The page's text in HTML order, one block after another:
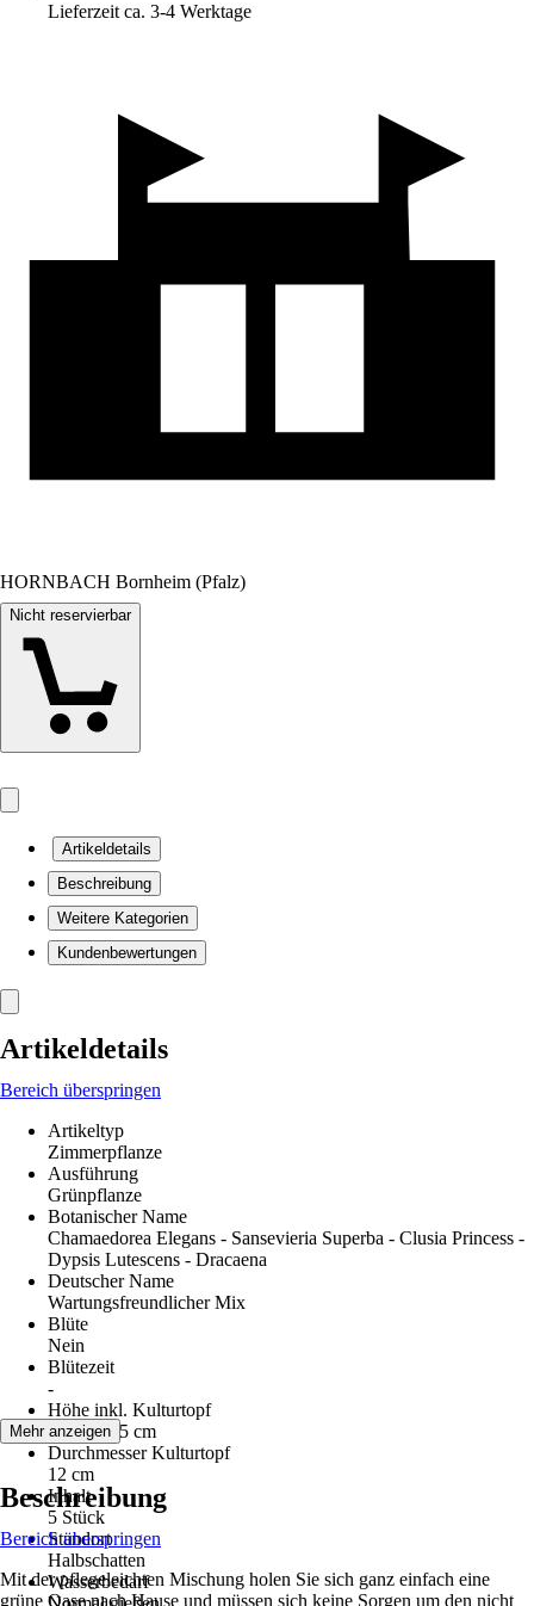
Lieferzeit ca. 3-4 Werktage
HORNBACH Bornheim (Pfalz)
Nicht reservierbar
Artikeldetails
Beschreibung
Weitere Kategorien
Kundenbewertungen
Artikeldetails
Bereich überspringen
Artikeltyp
Zimmerpflanze
Ausführung
Grünpflanze
Botanischer Name
Chamaedorea Elegans - Sansevieria Superba - Clusia Princess -
Dypsis Lutescens - Dracaena
Deutscher Name
Wartungsfreundlicher Mix
Blüte
Nein
Blütezeit
-
Höhe inkl. Kulturtopf
20 cm - 45 cm
Durchmesser Kulturtopf
12 cm
Inhalt
5 Stück
Standort
Halbschatten
Wasserbedarf
Mehr anzeigen
Beschreibung
Bereich überspringen
Mit der pflegeleichten Mischung holen Sie sich ganz einfach eine
grüne Oase nach Hause und müssen sich keine Sorgen um den nicht